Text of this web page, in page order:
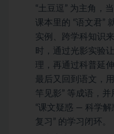
“土豆逗” 为主角，
课本里的 “语文君”
实例、跨学科知识
时，通过光影实验
理，再通过科普延
最后又回到语文，
竿见影” 等成语，
“课文疑惑 — 科学
复习” 的学习闭环。